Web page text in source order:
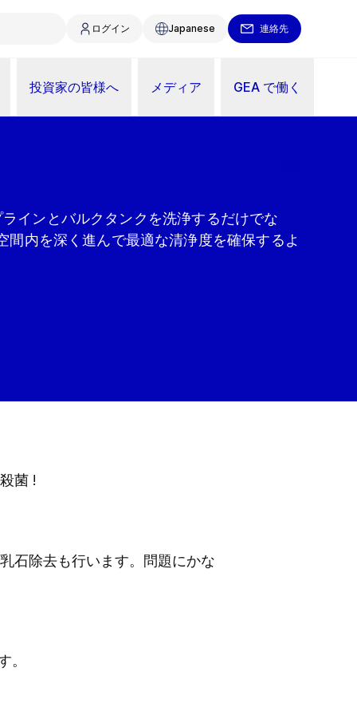
ログイン Japanese 連絡先
投資家の皆様へ メディア GEA で働く
インとバルクタンクを洗浄するだけでな
間内を深く進んで最適な清浄度を確保するよ
菌 !
石除去も行います。問題にかな
。